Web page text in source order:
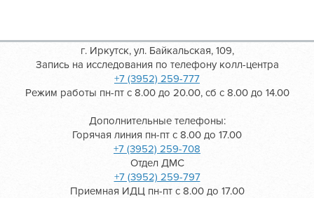
г. Иркутск, ул. Байкальская, 109,
Запись на исследования по телефону колл-центра
+7 (3952) 259-777
Режим работы пн-пт с 8.00 до 20.00, сб с 8.00 до 14.00
Дополнительные телефоны:
Горячая линия пн-пт с 8.00 до 17.00
+7 (3952) 259-708
Отдел ДМС
+7 (3952) 259-797
Приемная ИДЦ пн-пт с 8.00 до 17.00